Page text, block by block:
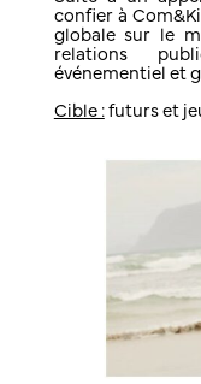
confier à
globale sur le
relations
événementiel et
Cible :futurs et